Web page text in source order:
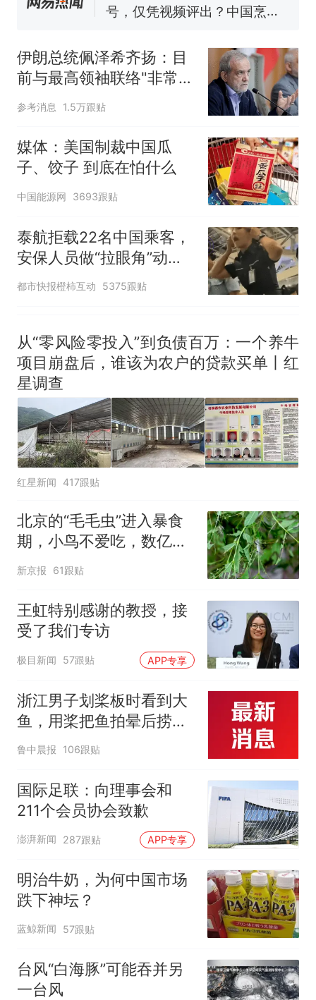
窝，原地守1天等它长大：挖了
回大海 目击者直呼震惊 （视频
来源：参考消息）
笔试第一被第二名传话劝弃考
官方通报
制裁瓜子饺子，美国怕什
伊朗总统佩泽希齐扬：目
前与最高领袖联络"非常困
难"
参考消息 1.5万跟贴
媒体：美国制裁中国瓜
子、饺子 到底在怕什么
中国能源网 3693跟贴
泰航拒载22名中国乘客，
安保人员做“拉眼角”动
作，泰国机场最新回应：
改签但没兑现
都市快报橙柿互动 5375跟贴
从“零风险零投入”到负债百万：一个养牛
项目崩盘后，谁该为农户的贷款买单丨红
星调查
红星新闻 417跟贴
北京的“毛毛虫”进入暴食
期，小鸟不爱吃，数亿头
小蜂迎战
新京报 61跟贴
王虹特别感谢的教授，接
受了我们专访
极目新闻 57跟贴 APP专享
浙江男子划桨板时看到大
鱼，用桨把鱼拍晕后捞
起；当事人：鱼重7斤6
味道很好
鲁中晨报 106跟贴
国际足联：向理事会和
211个会员协会致歉
澎湃新闻 287跟贴 APP专享
明治牛奶，为何中国市场
跌下神坛？
蓝鲸新闻 57跟贴
台风“白海豚”可能吞并另
一台风